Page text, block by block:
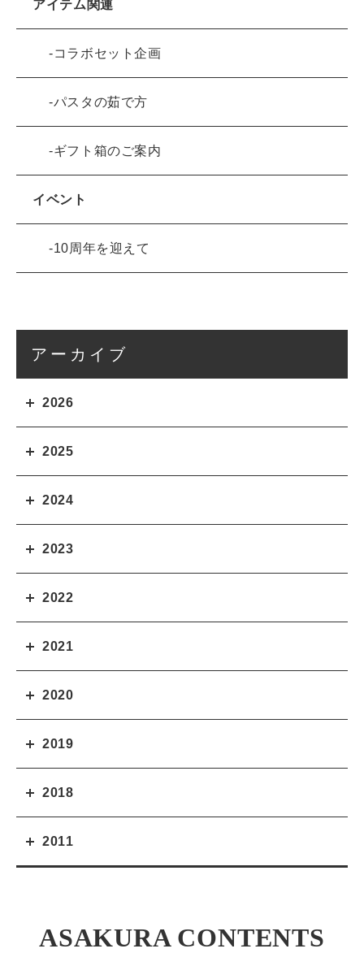
アイテム関連
コラボセット企画
パスタの茹で方
ギフト箱のご案内
イベント
10周年を迎えて
アーカイブ
2026
2025
2024
2023
2022
2021
2020
2019
2018
2011
ASAKURA CONTENTS